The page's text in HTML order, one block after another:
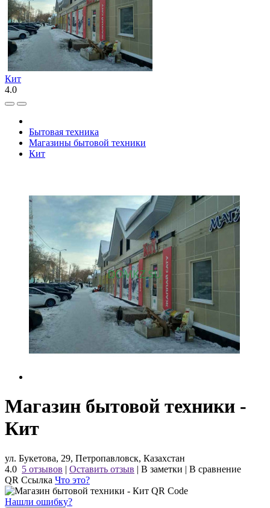
Кит
4.0
Бытовая техника
Магазины бытовой техники
Кит
Магазин бытовой техники -
Кит
ул. Букетова, 29, Петропавловск, Казахстан
4.0 5 отзывов | Оставить отзыв | В заметки | В сравнение
QR Ссылка Что это?
Нашли ошибку?